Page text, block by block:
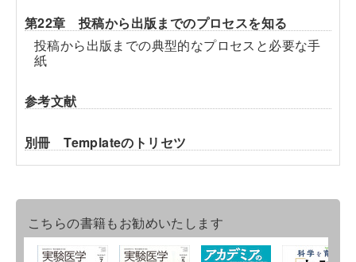
第22章 投稿から出版までのプロセスを知る
投稿から出版までの典型的なプロセスと必要な手
紙
参考文献
別冊 Templateのトリセツ
こちらの書籍もお勧めいたします